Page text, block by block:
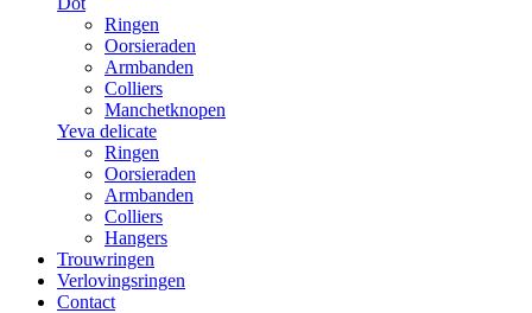
Ringen
Oorsieraden
Armbanden
Colliers
Manchetknopen
Yeva delicate
Ringen
Oorsieraden
Armbanden
Colliers
Hangers
Trouwringen
Verlovingsringen
Contact